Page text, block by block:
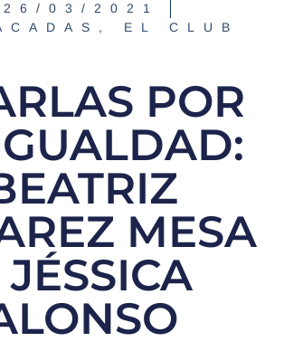
26/03/2021
, EL CLUB
POR
MESA
JÉSSICA